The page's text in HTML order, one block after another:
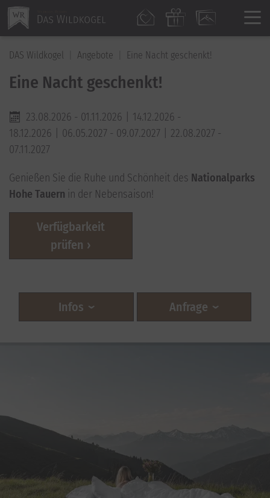
DAS Wildkogel Angebote Eine Nacht geschenkt!
Eine Nacht geschenkt!
23.08.2026 - 01.11.2026
14.12.2026 -
18.12.2026
06.05.2027 - 09.07.2027
22.08.2027 -
07.11.2027
Genießen Sie die Ruhe und Schönheit des Nationalparks
Hohe Tauern in der Nebensaison!
Verfügbarkeit
prüfen
Infos Anfrage